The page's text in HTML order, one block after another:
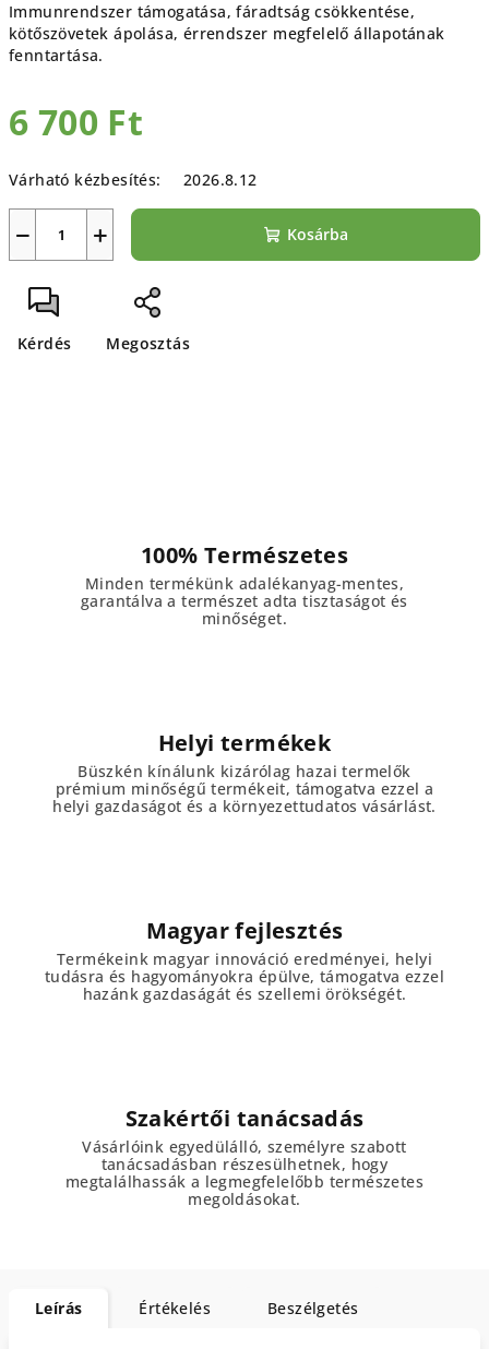
Immunrendszer támogatása, fáradtság csökkentése,
kötőszövetek ápolása, érrendszer megfelelő állapotának
fenntartása.
6 700 Ft
Várható kézbesítés:
2026.8.12
+
− Kosárba
Kérdés Megosztás
100% Természetes
Minden termékünk adalékanyag-mentes,
garantálva a természet adta tisztaságot és
minőséget.
Helyi termékek
Büszkén kínálunk kizárólag hazai termelők
prémium minőségű termékeit, támogatva ezzel a
helyi gazdaságot és a környezettudatos vásárlást.
Magyar fejlesztés
Termékeink magyar innováció eredményei, helyi
tudásra és hagyományokra épülve, támogatva ezzel
hazánk gazdaságát és szellemi örökségét.
Szakértői tanácsadás
Vásárlóink egyedülálló, személyre szabott
tanácsadásban részesülhetnek, hogy
megtalálhassák a legmegfelelőbb természetes
megoldásokat.
Leírás Értékelés Beszélgetés